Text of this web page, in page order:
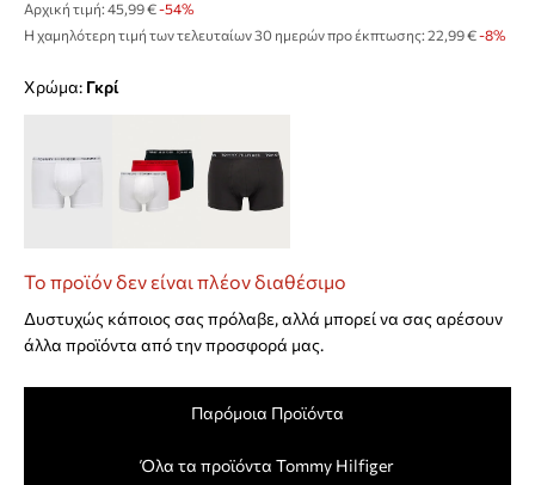
Αρχική τιμή: 45,99 €-54%
Η χαμηλότερη τιμή των τελευταίων 30 ημερών προ έκπτωσης: 22,99 € -8%
Χρώμα: γκρί
Το προϊόν δεν είναι πλέον διαθέσιμο
Δυστυχώς κάποιος σας πρόλαβε, αλλά μπορεί να σας αρέσουν
άλλα προϊόντα από την προσφορά μας.
Παρόμοια Προϊόντα
Όλα τα προϊόντα Tommy Hilfiger